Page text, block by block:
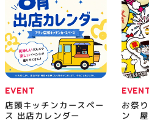
EVENT
店頭キッチンカースペー
ス 出店カレンダー
お祭
ン 屋